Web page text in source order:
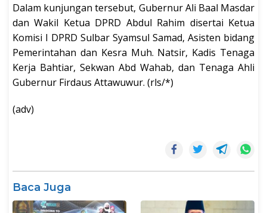
Dalam kunjungan tersebut, Gubernur Ali Baal Masdar
dan Wakil Ketua DPRD Abdul Rahim disertai Ketua
Komisi I DPRD Sulbar Syamsul Samad, Asisten bidang
Pemerintahan dan Kesra Muh. Natsir, Kadis Tenaga
Kerja Bahtiar, Sekwan Abd Wahab, dan Tenaga Ahli
Gubernur Firdaus Attawuwur. (rls/*)
(adv)
Baca Juga